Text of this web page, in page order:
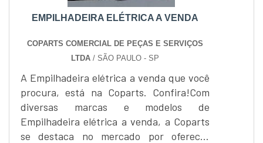
EMPILHADEIRA ELÉTRICA A VENDA
COPARTS COMERCIAL DE PEÇAS E SERVIÇOS
LTDA / SÃO PAULO - SP
A Empilhadeira elétrica a venda que você
procura, está na Coparts. Confira!Com
diversas marcas e modelos de
Empilhadeira elétrica a venda, a Coparts
se destaca no mercado por oferecer